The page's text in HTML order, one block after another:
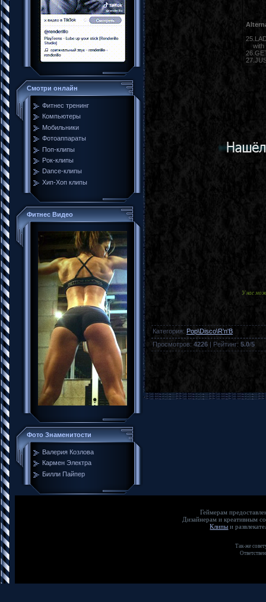
Смотри онлайн
Фитнес тренинг
Компьютеры
Мобильники
Фотоаппараты
Поп-клипы
Рок-клипы
Dance-клипы
Хип-Хоп клипы
Фитнес Видео
Фото Знаменитости
Валерия Козлова
Кармен Электра
Билли Пайпер
with
У нас
Категория: Pop\Disco\R’n'B
Просмотров: 4226 | Рейтинг: 5.0/5
Геймерам
Дизайнерам и
Клипы
и
Так-же